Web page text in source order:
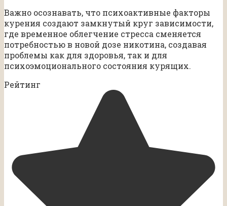
Важно осознавать, что психоактивные факторы
курения создают замкнутый круг зависимости,
где временное облегчение стресса сменяется
потребностью в новой дозе никотина, создавая
проблемы как для здоровья, так и для
психоэмоционального состояния курящих.
Рейтинг